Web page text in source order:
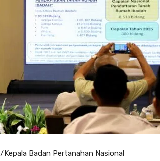
Badan Pertanahan Nasional